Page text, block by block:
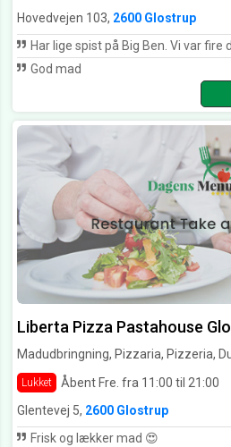
Hovedvejen 103, 2600 Glostrup
Har lige spist på Big Ben. Vi var fire der skulle spise og bestilte Tre forskellige ting. Alt var
God mad
Liberta Pizza Pastahouse
Madudbringning, Pizzaria, Pizzeria,
Lukket Åbent Fre. fra 11:00 til 21:00
Glentevej 5, 2600 Glostrup
Frisk og lækker mad 😍